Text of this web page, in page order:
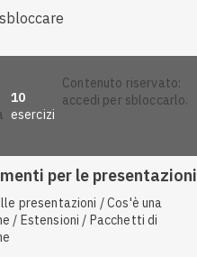
10
esercizi
contenuto riservato:
accedi per sbloccarlo.
per le presentazioni
presentazioni / Cos'è una
/ Estensioni / Pacchetti di